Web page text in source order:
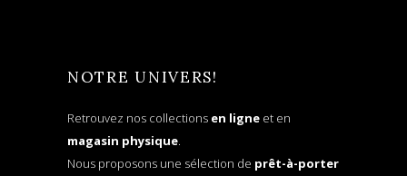
NOTRE UNIVERS!
Retrouvez nos collections en ligne et en
magasin physique.
Nous proposons une sélection de prêt-à-porter